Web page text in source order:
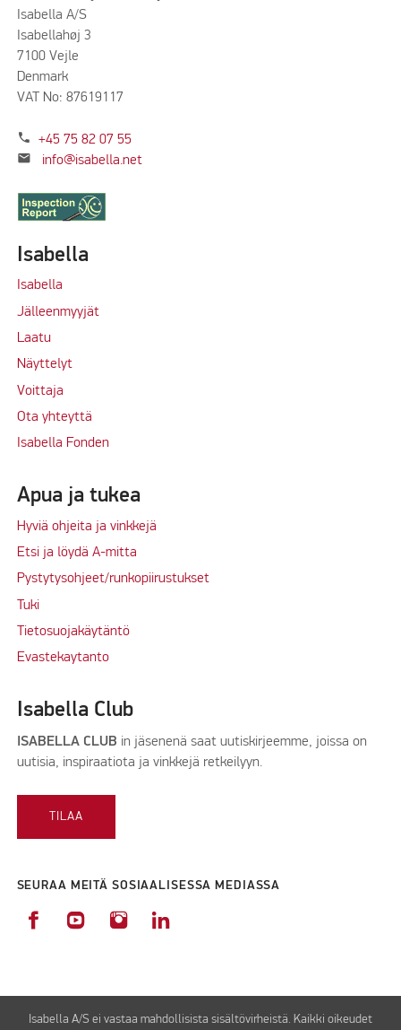
Isabella A/S
Isabellahøj 3
7100 Vejle
Denmark
VAT No: 87619117
phone +45 75 82 07 55
mail info@isabella.net
Isabella
Isabella
Jälleenmyyjät
Laatu
Näyttelyt
Voittaja
Ota yhteyttä
Isabella Fonden
Apua ja tukea
Hyviä ohjeita ja vinkkejä
Etsi ja löydä A-mitta
Pystytysohjeet/runkopiirustukset
Tuki
Tietosuojakäytäntö
Evastekaytanto
Isabella Club
ISABELLA CLUB in jäsenenä saat uutiskirjeemme, joissa on
uutisia, inspiraatiota ja vinkkejä retkeilyyn.
TILAA
SEURAA MEITÄ SOSIAALISESSA MEDIASSA
Isabella A/S ei vastaa mahdollisista sisältövirheistä. Kaikki oikeudet